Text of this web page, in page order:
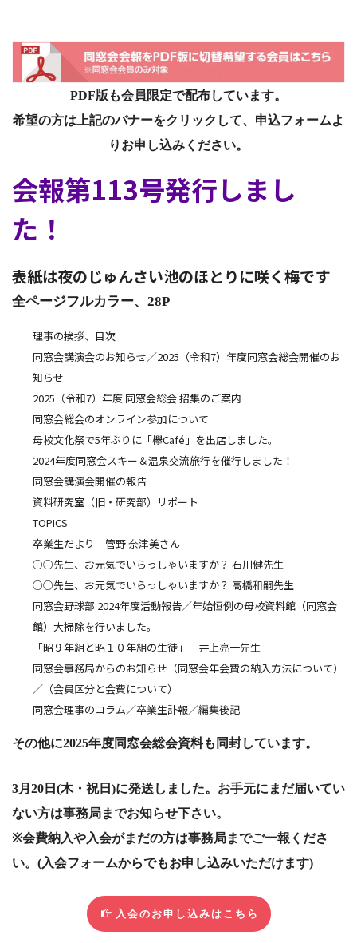
PDF版も会員限定で配布しています。
希望の方は上記のバナーをクリックして、申込フォームよ
りお申し込みください。
会報第113号発行しまし
た！
表紙は夜のじゅんさい池のほとりに咲く梅です
全ページフルカラー、28P
理事の挨拶、目次
同窓会講演会のお知らせ／2025（令和7）年度同窓会総会開催のお
知らせ
2025（令和7）年度 同窓会総会 招集のご案内
同窓会総会のオンライン参加について
母校文化祭で5年ぶりに「欅Café」を出店しました。
2024年度同窓会スキー＆温泉交流旅行を催行しました！
同窓会講演会開催の報告
資料研究室（旧・研究部）リポート
TOPICS
卒業生だより 管野 奈津美さん
○○先生、お元気でいらっしゃいますか？ 石川健先生
○○先生、お元気でいらっしゃいますか？ 高橋和嗣先生
同窓会野球部 2024年度活動報告／年始恒例の母校資料館（同窓会
館）大掃除を行いました。
「昭９年組と昭１０年組の生徒」 井上亮一先生
同窓会事務局からのお知らせ（同窓会年会費の納入方法について）
／（会員区分と会費について）
同窓会理事のコラム／卒業生訃報／編集後記
その他に2025年度同窓会総会資料も同封しています。
3月20日(木・祝日)に発送しました。お手元にまだ届いてい
ない方は事務局までお知らせ下さい。
※会費納入や入会がまだの方は事務局までご一報くださ
い。(入会フォームからでもお申し込みいただけます)
入会のお申し込みはこちら